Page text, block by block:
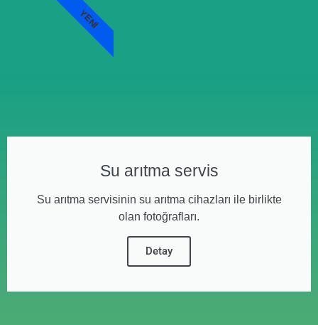
Su arıtma servis
Su arıtma servisinin su arıtma cihazları ile birlikte
olan fotoğrafları.
Detay
YENI